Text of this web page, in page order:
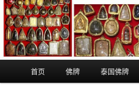
首页 佛牌 泰国佛牌